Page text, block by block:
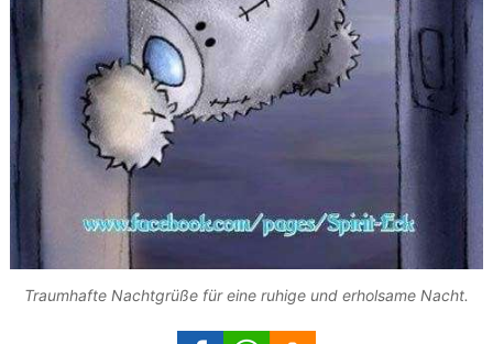
Traumhafte Nachtgrüße für eine ruhige und erholsame Nacht.